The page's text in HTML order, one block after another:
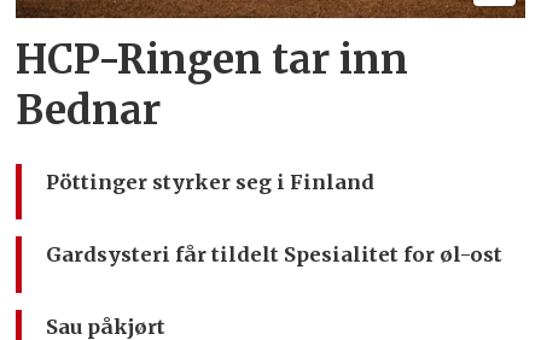
HCP-Ringen tar inn
Bednar
Pöttinger styrker seg i Finland
Gardsysteri får tildelt Spesialitet for øl-ost
Sau påkjørt